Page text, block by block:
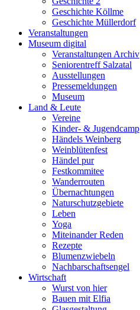
Geschichte Köllme
Geschichte Müllerdorf
Veranstaltungen
Museum digital
Veranstaltungen Archiv
Seniorentreff Salzatal
Ausstellungen
Pressemeldungen
Museum
Land & Leute
Vereine
Kinder- & Jugendcamp
Händels Weinberg
Weinblütenfest
Händel pur
Festkommitee
Wanderrouten
Übernachtungen
Naturschutzgebiete
Leben
Yoga
Miteinander Reden
Rezepte
Blumenzwiebeln
Nachbarschaftsengel
Wirtschaft
Wurst von hier
Bauen mit Elfia